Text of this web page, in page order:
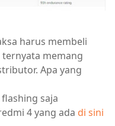
harus membeli
memang
Apa yang
saja
4 yang ada di sini